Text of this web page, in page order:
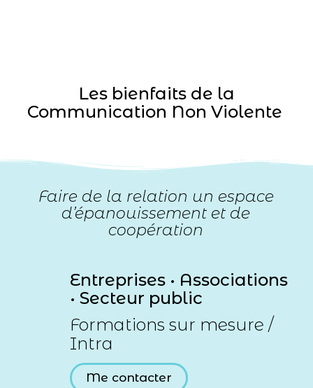
Les bienfaits de la
Communication Non Violente
Faire de la relation un espace
d’épanouissement et de
coopération
Entreprises • Associations
• Secteur public
Formations sur mesure /
Intra
Me contacter